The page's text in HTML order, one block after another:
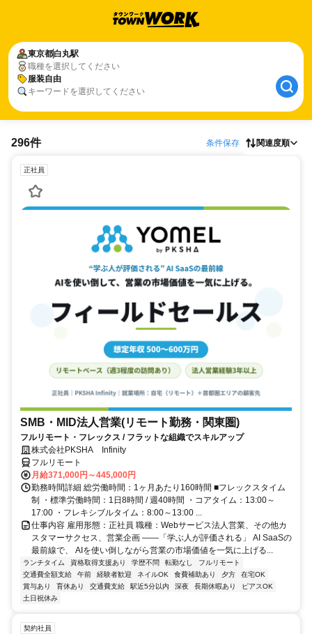
東京都白丸駅
職種を選択してください
服装自由
キーワードを選択してください
296件 条件保存 関連度順
正社員
SMB・MID法人営業(リモート勤務・関東圏)
フルリモート・フレックス / フラットな組織でスキルアップ
株式会社PKSHA Infinity
フルリモート
月給371,000円～445,000円
勤務時間詳細 総労働時間：1ヶ月あたり160時間 ■フレックスタイム
制 ・標準労働時間：1日8時間 / 週40時間 ・コアタイム：13:00～
17:00 ・フレキシブルタイム：8:00～13:00 ...
仕事内容 雇用形態：正社員 職種：Webサービス法人営業、その他カ
スタマーサクセス、営業企画 ――「学ぶ人が評価される」 AI SaaSの
最前線で、 AIを使い倒しながら営業の市場価値を一気に上げる...
ランチタイム 資格取得支援あり 学歴不問 転勤なし
フルリモート
交通費全額支給
午前 経験者歓迎 ネイルOK 食費補助あり 夕方
在宅OK
賞与あり
育休あり 交通費支給 駅近5分以内 深夜 長期休暇あり
ピアスOK
土日祝休み
契約社員